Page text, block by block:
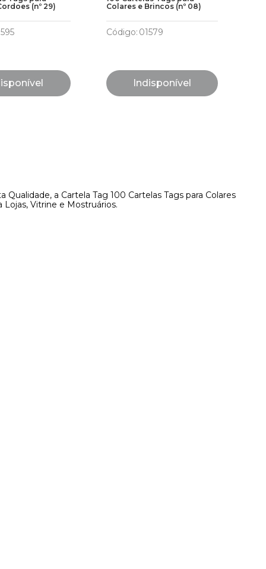
(nº 29)
Colares e Brincos (nº 08)
Código: 01579
Indisponível
a Cartela Tag 100 Cartelas Tags para Colares
Lojas, Vitrine e Mostruários.